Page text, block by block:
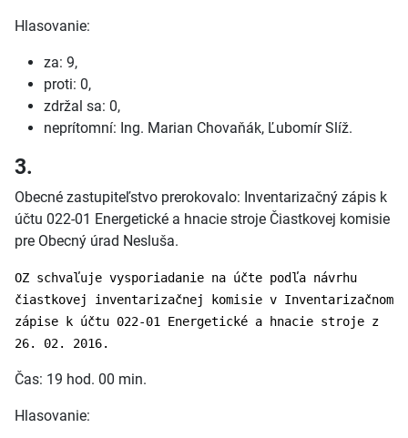
Hlasovanie:
za: 9,
proti: 0,
zdržal sa: 0,
neprítomní: Ing. Marian Chovaňák, Ľubomír Slíž.
3.
Obecné zastupiteľstvo prerokovalo: Inventarizačný zápis k
účtu 022-01 Energetické a hnacie stroje Čiastkovej komisie
pre Obecný úrad Nesluša.
OZ schvaľuje vysporiadanie na účte podľa návrhu
čiastkovej inventarizačnej komisie v Inventarizačnom
zápise k účtu 022-01 Energetické a hnacie stroje z
26. 02. 2016.
Čas: 19 hod. 00 min.
Hlasovanie: